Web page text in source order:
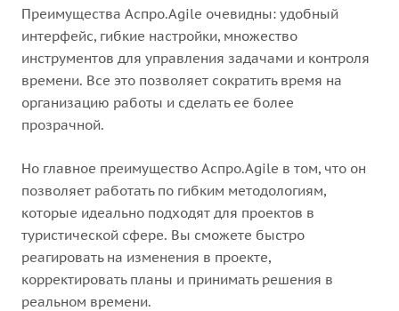
Преимущества Аспро.Agile очевидны: удобный
интерфейс, гибкие настройки, множество
инструментов для управления задачами и контроля
времени. Все это позволяет сократить время на
организацию работы и сделать ее более
прозрачной.
Но главное преимущество Аспро.Agile в том, что он
позволяет работать по гибким методологиям,
которые идеально подходят для проектов в
туристической сфере. Вы сможете быстро
реагировать на изменения в проекте,
корректировать планы и принимать решения в
реальном времени.